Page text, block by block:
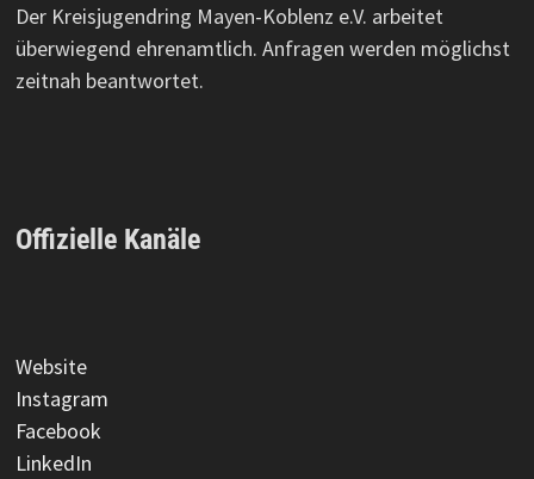
Der Kreisjugendring Mayen-Koblenz e.V. arbeitet
überwiegend ehrenamtlich. Anfragen werden möglichst
zeitnah beantwortet.
Offizielle Kanäle
Website
Instagram
Facebook
LinkedIn